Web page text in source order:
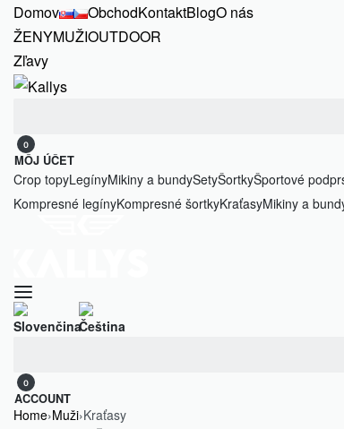
Domov ObchodKontaktBlogO nás
ŽENYMUŽIOUTDOOR
Zľavy
0
MÔJ ÚČET
Crop topyLegínyMikiny a bundySetyŠortkyŠportové
Kompresné legínyKompresné šortkyKraťasyMikiny a
0
ACCOUNT
Home›Muži›Kraťasy